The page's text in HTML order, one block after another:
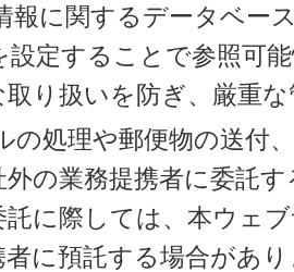
報に関するデータベー
設定することで参照可
取り扱いを防ぎ、厳重
の処理や郵便物の送付
外の業務提携者に委託
託に際しては、本ウェ
に預託する場合があ